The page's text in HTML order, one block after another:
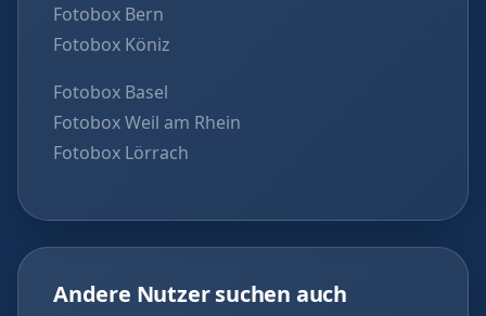
Fotobox Bern
Fotobox Köniz
Fotobox Basel
Fotobox Weil am Rhein
Fotobox Lörrach
Andere Nutzer suchen auch